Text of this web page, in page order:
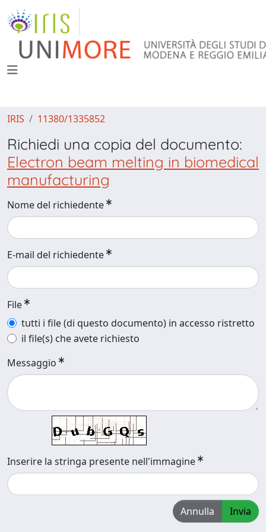
IRIS 11380/1335852
Richiedi una copia del documento:
Electron beam melting in biomedical
manufacturing
Nome del richiedente
E-mail del richiedente
File
tutti i file (di questo documento) in accesso ristretto
il file(s) che avete richiesto
Messaggio
Inserire la stringa presente nell'immagine
Annulla Invia